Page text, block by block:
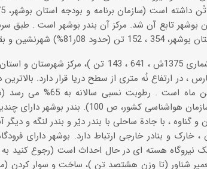
پایینترین دمای آن حدود ْ7 در بهمن
جاماب ، 1370 ش ، ج 4، ص 133؛ سازمان هواشناسی
، با جادة ساحلی با بندر دیّر و بندر لنگه و دیگر
، خارک و بنادر خارجی ارتباط دارد. بوشهر دارای
نیروگاه هسته ای در حال احداث است (رجوع کنید به
شناور (تا وزن هشتصد تن )، ساخت و سوار کردن